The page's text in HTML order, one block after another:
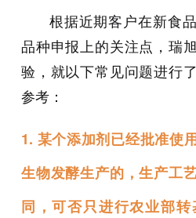
根据近期客户在新食
品种申报上的关注点，瑞
验，就以下常见问题进行
参考：
1. 某个添加剂已经批准使
生物发酵生产的，生产工
同，可否只进行农业部